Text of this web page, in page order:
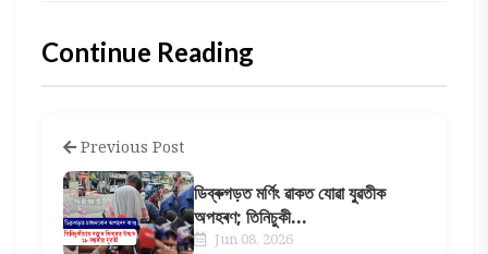
Continue Reading
Previous Post
ডিব্ৰুগড়ত মৰ্ণিং ৱাকত যোৱা যুৱতীক
অপহৰণ; তিনিচুকী...
Jun 08, 2026